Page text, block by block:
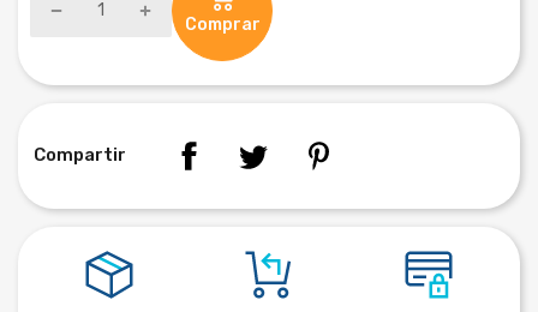
Comprar
Compartir